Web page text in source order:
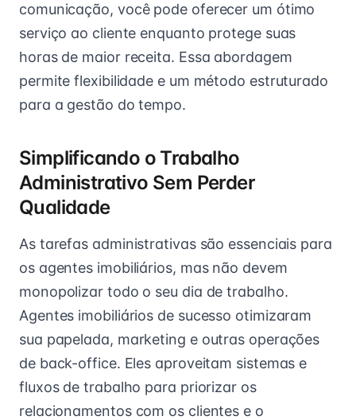
comunicação, você pode oferecer um ótimo
serviço ao cliente enquanto protege suas
horas de maior receita. Essa abordagem
permite flexibilidade e um método estruturado
para a gestão do tempo.
Simplificando o Trabalho
Administrativo Sem Perder
Qualidade
As tarefas administrativas são essenciais para
os agentes imobiliários, mas não devem
monopolizar todo o seu dia de trabalho.
Agentes imobiliários de sucesso otimizaram
sua papelada, marketing e outras operações
de back-office. Eles aproveitam sistemas e
fluxos de trabalho para priorizar os
relacionamentos com os clientes e o